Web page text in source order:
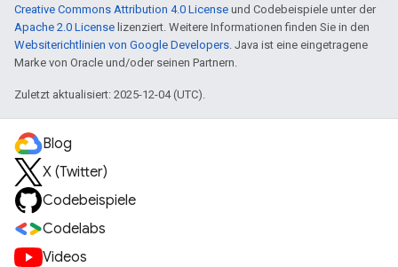
Creative Commons Attribution 4.0 License und Codebeispiele unter der
Apache 2.0 License lizenziert. Weitere Informationen finden Sie in den
Websiterichtlinien von Google Developers . Java ist eine eingetragene
Marke von Oracle und/oder seinen Partnern.
Zuletzt aktualisiert: 2025-12-04 (UTC).
Blog
X (Twitter)
Codebeispiele
Codelabs
Videos